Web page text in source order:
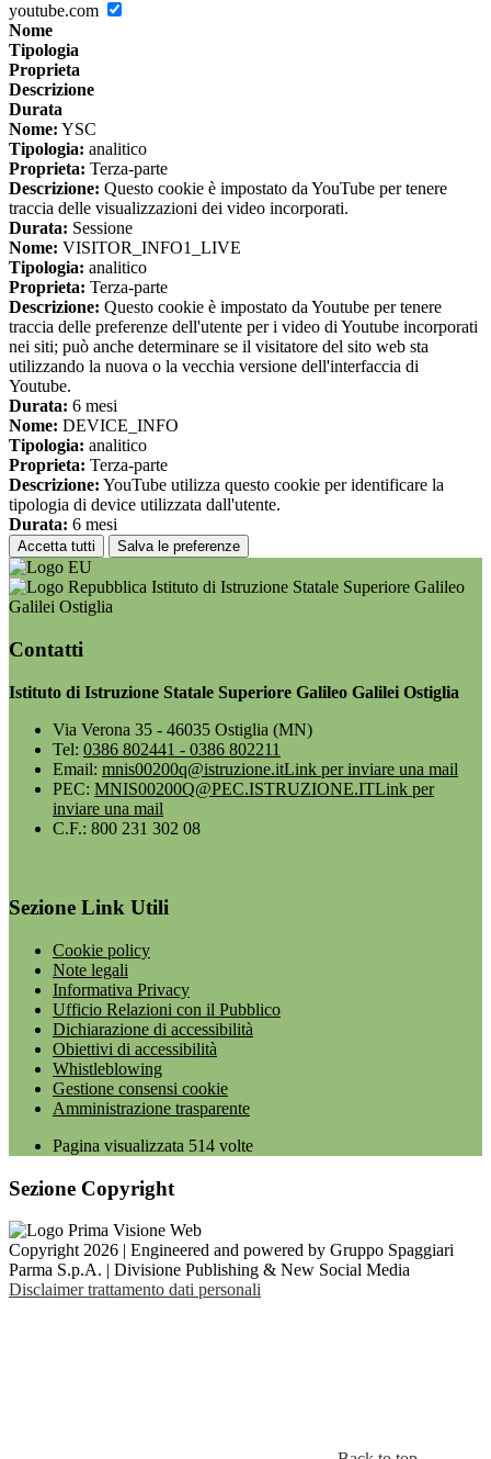
youtube.com
Nome
Tipologia
Proprieta
Descrizione
Durata
Nome: YSC
Tipologia: analitico
Proprieta: Terza-parte
Descrizione: Questo cookie è impostato da YouTube per tenere
traccia delle visualizzazioni dei video incorporati.
Durata: Sessione
Nome: VISITOR_INFO1_LIVE
Tipologia: analitico
Proprieta: Terza-parte
Descrizione: Questo cookie è impostato da Youtube per tenere
traccia delle preferenze dell'utente per i video di Youtube incorporati
nei siti; può anche determinare se il visitatore del sito web sta
utilizzando la nuova o la vecchia versione dell'interfaccia di
Youtube.
Durata: 6 mesi
Nome: DEVICE_INFO
Tipologia: analitico
Proprieta: Terza-parte
Descrizione: YouTube utilizza questo cookie per identificare la
tipologia di device utilizzata dall'utente.
Durata: 6 mesi
Accetta tutti Salva le preferenze
Istituto di Istruzione Statale Superiore Galileo
Galilei Ostiglia
Contatti
Istituto di Istruzione Statale Superiore Galileo Galilei Ostiglia
Via Verona 35 - 46035 Ostiglia (MN)
Tel: 0386 802441 - 0386 802211
Email: mnis00200q@istruzione.itLink per inviare una mail
PEC: MNIS00200Q@PEC.ISTRUZIONE.ITLink per
inviare una mail
C.F.: 800 231 302 08
Sezione Link Utili
Cookie policy
Note legali
Informativa Privacy
Ufficio Relazioni con il Pubblico
Dichiarazione di accessibilità
Obiettivi di accessibilità
Whistleblowing
Gestione consensi cookie
Amministrazione trasparente
Pagina visualizzata 514 volte
Sezione Copyright
Copyright 2026 | Engineered and powered by Gruppo Spaggiari
Parma S.p.A. | Divisione Publishing & New Social Media
Disclaimer trattamento dati personali